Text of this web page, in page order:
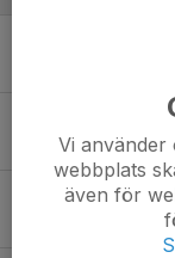
Nästa
22 mar
23 feb
Vi
webbplats
även för